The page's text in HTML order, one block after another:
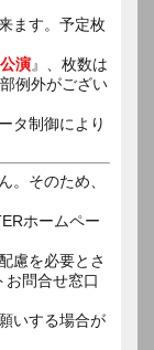
ます。予定枚
演』、枚数は
例外がござい
タ制御により
。そのため、
ホームペー
慮を必要とさ
お問合せ窓口
いする場合が